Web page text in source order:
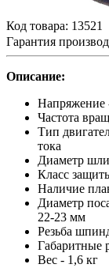
Код товара: 13521
Гарантия
Описание:
Напряжение
Частота
Тип
тока
Диаметр
Класс
Наличие
Диаметр
22-23 мм
Резьба
Габаритные
Вес - 1,6 кг